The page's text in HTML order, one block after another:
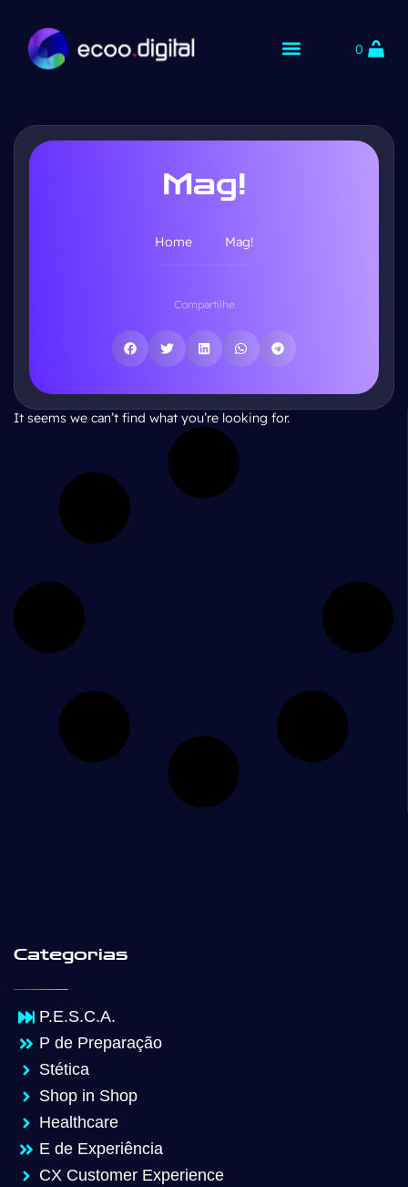
0
Mag!
Home Mag!
Compartilhe
It seems we can’t find what you’re looking for.
Categorias
P.E.S.C.A.
P de Preparação
Stética
Shop in Shop
Healthcare
E de Experiência
CX Customer Experience